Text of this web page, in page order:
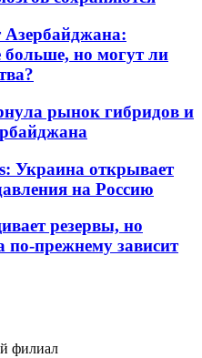
больше, но могут ли
рынок гибридов и
Украина открывает
на Россию
резервы, но
по-прежнему зависит
филиал